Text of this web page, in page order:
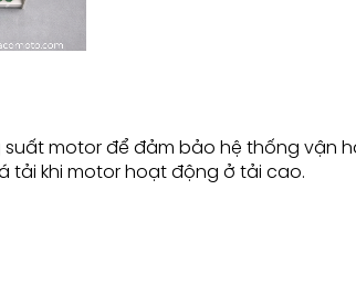
motor để đảm bảo hệ thống vận
tải khi motor hoạt động ở tải cao.